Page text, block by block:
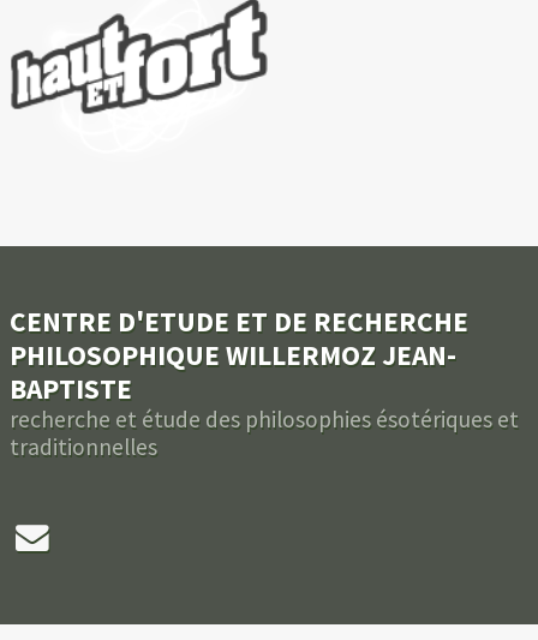
CENTRE D'ETUDE ET DE RECHERCHE
PHILOSOPHIQUE WILLERMOZ JEAN-
BAPTISTE
recherche et étude des philosophies ésotériques et
traditionnelles